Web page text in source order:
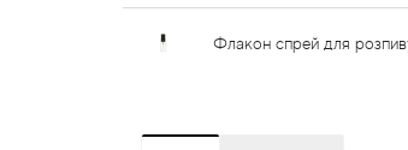
Флакон спрей для